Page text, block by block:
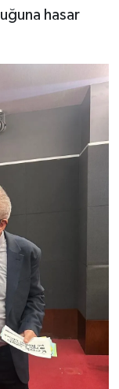
hasar